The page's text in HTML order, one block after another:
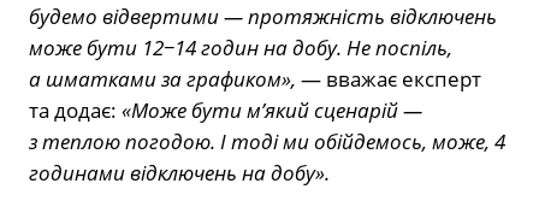
будемо відвертими — протяжність відключень
може бути 12−14 годин на добу. Не поспіль,
а шматками за графиком», — вважає експерт
та додає: «Може бути м’який сценарій —
з теплою погодою. І тоді ми обійдемось, може, 4
годинами відключень на добу».